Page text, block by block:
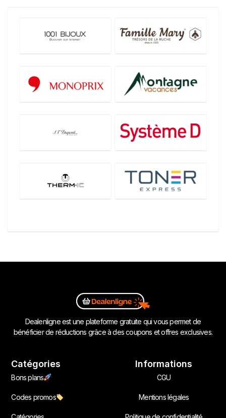
Dealenligne est une plateforme gratuite qui vous permet de
bénéficier de réductions grâce à des coupons et offres exclusives.
Catégories
Bons plans
Codes promos
Informations
CGU
Mentions légales